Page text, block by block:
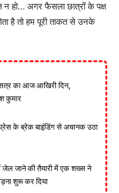
हो… अगर फैसला छात्रों के पक्ष
है तो हम पूरी ताकत से उनके
का आज आखिरी दिन,
कुमार
के ब्रेक बाइंडिंग से अचानक उठा
जेल जाने की तैयारी में एक शख्स ने
शुरू कर दिया